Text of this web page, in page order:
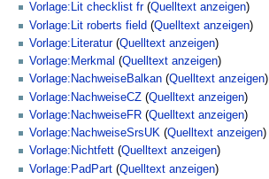
Vorlage:Lit checklist fr(Quelltext anzeigen)
Vorlage:Lit roberts field (Quelltext anzeigen)
Vorlage:Literatur(Quelltext anzeigen)
Vorlage:Merkmal (Quelltext anzeigen)
Vorlage:NachweiseBalkan (Quelltext anzeigen)
Vorlage:NachweiseCZ (Quelltext anzeigen)
Vorlage:NachweiseFR (Quelltext anzeigen)
Vorlage:NachweiseSrsUK (Quelltext anzeigen)
Vorlage:Nichtfett (Quelltext anzeigen)
Vorlage:PadPart (Quelltext anzeigen)